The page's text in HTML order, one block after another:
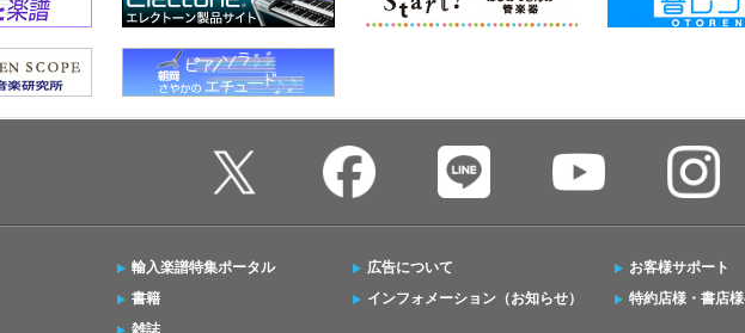
輸入楽譜特集ポータル
書籍
雑誌
広告について
インフォメーション（お知らせ）
お客様サポート
特約店様・書店